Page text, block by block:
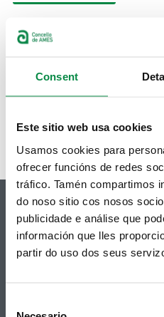
Consent
Este sitio web usa cookies
Usamos cookies para
ofrecer funcións de redes
tráfico. Tamén compartimos
do noso sitio cos nosos
publicidade e análise que
información que lles
partir do uso dos seus
© Concello de Ames
Telf 981 883 002 | Fax 981 883 925